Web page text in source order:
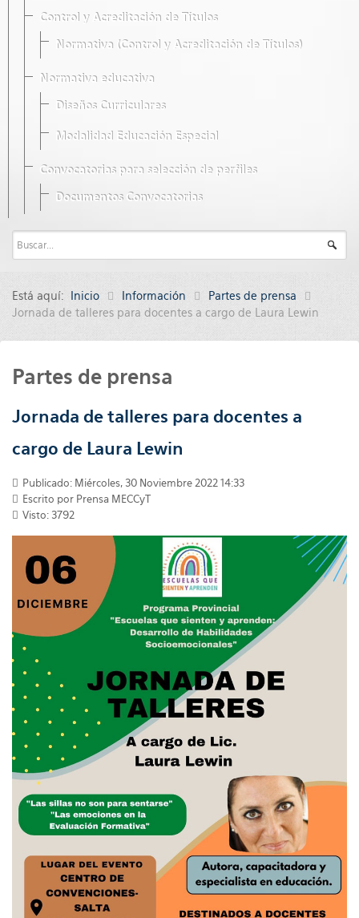
Control y Acreditación de Títulos
Normativa (Control y Acreditación de Títulos)
Normativa educativa
Diseños Curriculares
Modalidad Educación Especial
Convocatorias para selección de perfiles
Documentos Convocatorias
Está aquí: Inicio Información
Partes de prensa
Jornada de talleres para docentes a cargo de Laura Lewin
Partes de prensa
Jornada de talleres para docentes a
cargo de Laura Lewin
Publicado: Miércoles, 30 Noviembre 2022 14:33
Escrito por Prensa MECCyT
Visto: 3792